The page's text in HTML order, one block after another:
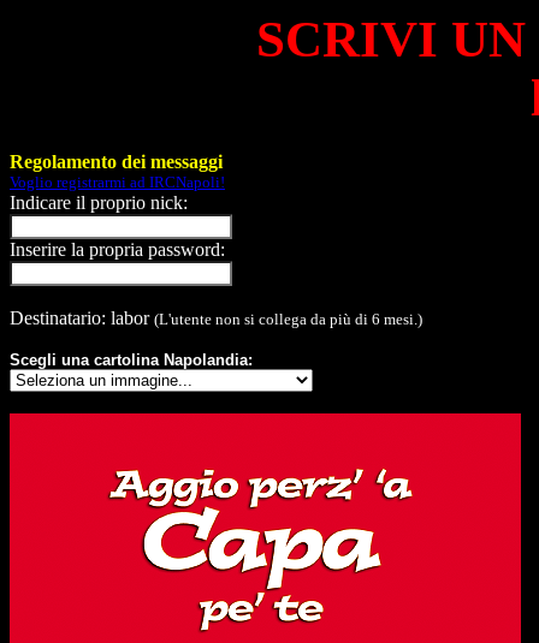
SCRIVI
Regolamento dei messaggi
Voglio registrarmi ad IRCNapoli!
Indicare il proprio nick:
Inserire la propria password:
Destinatario: labor (L'utente non si collega da più di 6 mesi.)
Scegli una cartolina Napolandia: